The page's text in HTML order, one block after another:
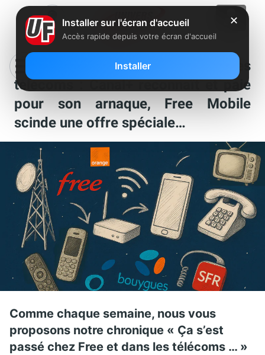
Ca s’est passé chez Free et dans les
télécoms : Canal+ reconnaît et paie
pour son arnaque, Free Mobile
scinde une offre spéciale…
Comme chaque semaine, nous vous
proposons notre chronique « Ça s’est
passé chez Free et dans les télécoms … »
✕
Installer sur l'écran d'accueil
Accès rapide depuis votre écran d'accueil
Installer